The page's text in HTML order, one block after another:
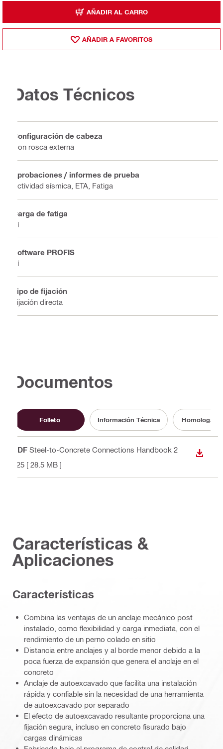
AÑADIR AL CARRO
AÑADIR A FAVORITOS
Datos Técnicos
Configuración de cabeza
Con rosca externa
Aprobaciones / informes de prueba
Actividad sísmica, ETA, Fatiga
Carga de fatiga
Sí
Software PROFIS
Sí
Tipo de fijación
Fijación directa
Documentos
Folleto Información Técnica
PDF Steel-to-Concrete Connections Handbook 2
025 [ 28.5 MB ]
Características &
Aplicaciones
Caracterí­sticas
Combina las ventajas de un anclaje mecánico post
instalado, como flexibilidad y carga inmediata, con el
rendimiento de un perno colado en sitio
Distancia entre anclajes y al borde menor debido a la
poca fuerza de expansión que genera el anclaje en el
concreto
Anclaje de autoexcavado que facilita una instalación
rápida y confiable sin la necesidad de una herramienta
de autoexcavado por separado
El efecto de autoexcavado resultante proporciona una
fijación segura, incluso en concreto fisurado bajo
cargas dinámicas